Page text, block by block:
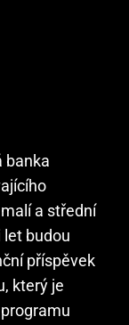
banka
a střední
budou
příspěvek
který je